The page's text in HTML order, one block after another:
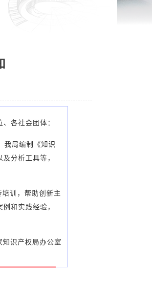
各社会团体：
我局编制《知识
分析工具等，
训，帮助创新主
和实践经验，
知识产权局办公室